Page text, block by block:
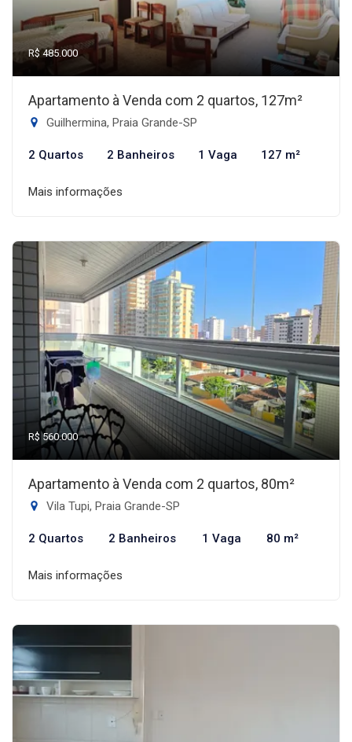
R$ 485.000
Apartamento à Venda com 2 quartos, 127m²
Guilhermina, Praia Grande-SP
2 Quartos 2 Banheiros 1 Vaga 127 m²
Mais informações
R$ 560.000
Apartamento à Venda com 2 quartos, 80m²
Vila Tupi, Praia Grande-SP
2 Quartos 2 Banheiros 1 Vaga 80 m²
Mais informações